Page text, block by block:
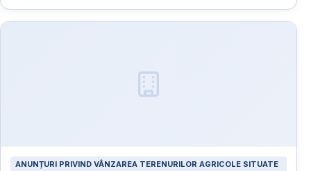
ANUNȚURI PRIVIND VÂNZAREA TERENURILOR AGRICOLE SITUATE